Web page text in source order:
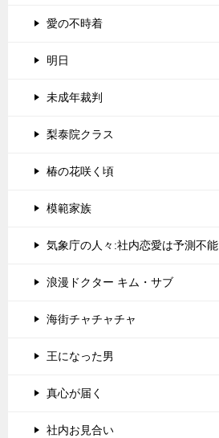
愛の不時着
明日
未成年裁判
梨泰院クラス
椿の花咲く頃
模範家族
気象庁の人々:社内恋愛は予測不能
浪漫ドクター キム・サブ
海街チャチャチャ
王になった男
真心が届く
社内お見合い